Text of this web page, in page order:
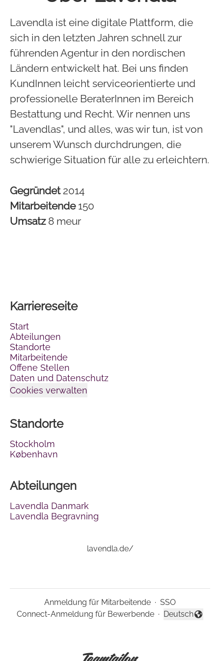
Lavendla ist eine digitale Plattform, die
sich in den letzten Jahren schnell zur
führenden Agentur in den nordischen
Ländern entwickelt hat. Bei uns finden
KundInnen leicht serviceorientierte und
professionelle BeraterInnen im Bereich
Bestattung und Recht. Wir nennen uns
"Lavendlas", und alles, was wir tun, ist von
unserem Wunsch durchdrungen, die
schwierige Situation für alle zu erleichtern.
Gegründet 2014
Mitarbeitende 150
Umsatz 8 meur
Karriereseite
Start
Abteilungen
Standorte
Mitarbeitende
Offene Stellen
Daten und Datenschutz
Cookies verwalten
Standorte
Stockholm
København
Abteilungen
Lavendla Danmark
Lavendla Begravning
lavendla.de/
Anmeldung für Mitarbeitende · SSO
Connect-Anmeldung für Bewerbende ·
Sprache
Deutsch